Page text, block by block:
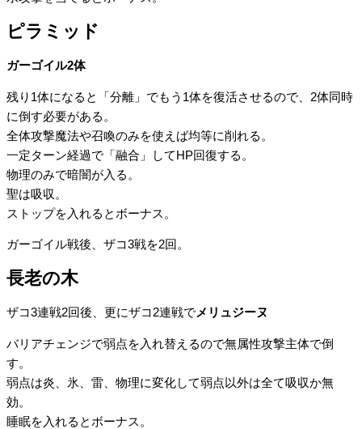
ピラミッド
ガーゴイル2体
残り1体になると「分離」でもう1体を復活させるので、2体同時
に倒す必要がある。
全体攻撃魔法や召喚のみを使えば均等に削れる。
一定ターン経過で「融合」してHP回復する。
物理のみで暗闇が入る。
聖は吸収。
ストップを入れるとボーナス。
ガーゴイル戦後、ザコ3戦を2回。
長老の木
ザコ3連戦2回後、更にザコ2連戦でメリュジーヌ
バリアチェンジで弱点を入れ替えるので無属性攻撃主体で倒
す。
弱点は炎、氷、雷、物理に変化して弱点以外は全て吸収か無
効。
睡眠を入れるとボーナス。